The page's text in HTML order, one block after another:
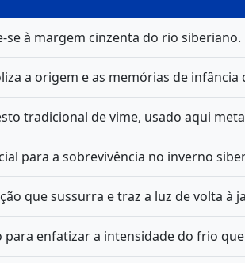
se à margem cinzenta do rio siberiano.
a origem e as memórias de infância
tradicional de vime, usado aqui
para a sobrevivência no inverno
que sussurra e traz a luz de volta à
para enfatizar a intensidade do frio